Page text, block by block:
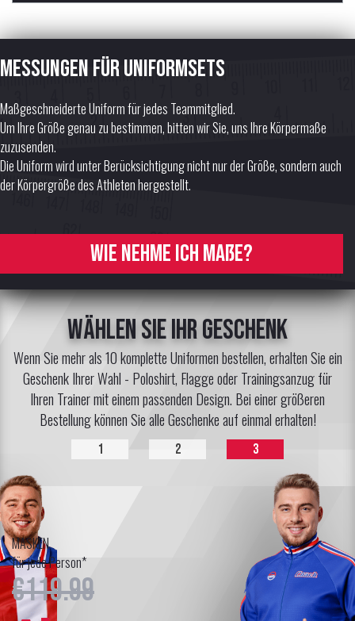
Messungen für Uniformsets
Maßgeschneiderte Uniform für jedes Teammitglied.
Um Ihre Größe genau zu bestimmen, bitten wir Sie, uns Ihre Körpermaße
zuzusenden.
Die Uniform wird unter Berücksichtigung nicht nur der Größe, sondern auch
der Körpergröße des Athleten hergestellt.
Wie nehme ich Maße?
Wählen Sie Ihr Geschenk
Wenn Sie mehr als 10 komplette Uniformen bestellen, erhalten Sie ein
Geschenk Ihrer Wahl - Poloshirt, Flagge oder Trainingsanzug für
Ihren Trainer mit einem passenden Design. Bei einer größeren
Bestellung können Sie alle Geschenke auf einmal erhalten!
MASKEN
für jede Person*
€119.99
1 2 3